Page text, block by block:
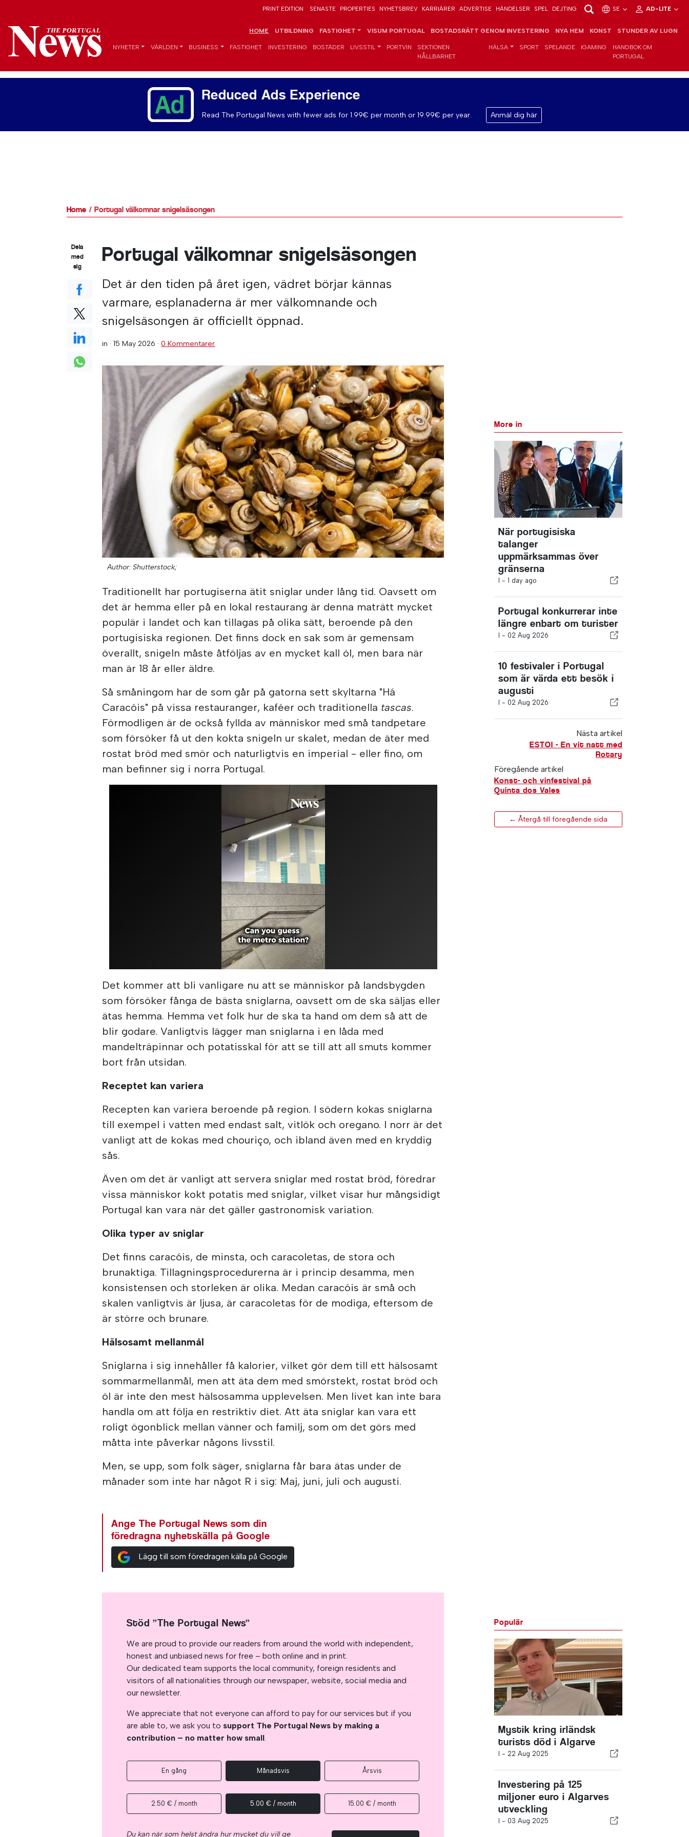
PRINT EDITION SENASTE PROPERTIES NYHETSBREV KARRIÄRER ADVERTISE HÄNDELSER SPEL DEJTING SE AD-LITE
HOME UTBILDNING FASTIGHET VISUM PORTUGAL BOSTADSRÄTT GENOM INVESTERING NYA HEM KONST STUNDER AV LUGN
NYHETER VÄRLDEN BUSINESS FASTIGHET INVESTERING BOSTÄDER LIVSSTIL PORTVIN
SEKTIONEN
HÅLLBARHET
HÄLSA SPORT SPELANDE IGAMING
HANDBOK OM
PORTUGAL
Reduced Ads Experience
Read The Portugal News with fewer ads for 1.99€ per month or 19.99€ per year. Anmäl dig här
Home Portugal välkomnar snigelsäsongen
Portugal välkomnar snigelsäsongen
Det är den tiden på året igen, vädret börjar kännas
varmare, esplanaderna är mer välkomnande och
snigelsäsongen är officiellt öppnad.
in ·15 May 2026 ·0 Kommentarer
Author: Shutterstock;
Traditionellt har portugiserna ätit sniglar under lång tid. Oavsett om
det är hemma eller på en lokal restaurang är denna maträtt mycket
populär i landet och kan tillagas på olika sätt, beroende på den
portugisiska regionen. Det finns dock en sak som är gemensam
överallt, snigeln måste åtföljas av en mycket kall öl, men bara när
man är 18 år eller äldre.
Så småningom har de som går på gatorna sett skyltarna "Há
Caracóis" på vissa restauranger, kaféer och traditionella tascas.
Förmodligen är de också fyllda av människor med små tandpetare
som försöker få ut den kokta snigeln ur skalet, medan de äter med
rostat bröd med smör och naturligtvis en imperial - eller fino, om
man befinner sig i norra Portugal.
Det kommer att bli vanligare nu att se människor på landsbygden
som försöker fånga de bästa sniglarna, oavsett om de ska säljas eller
ätas hemma. Hemma vet folk hur de ska ta hand om dem så att de
blir godare. Vanligtvis lägger man sniglarna i en låda med
mandelträpinnar och potatisskal för att se till att all smuts kommer
bort från utsidan.
Receptet kan variera
Recepten kan variera beroende på region. I södern kokas sniglarna
till exempel i vatten med endast salt, vitlök och oregano. I norr är det
vanligt att de kokas med chouriço, och ibland även med en kryddig
sås.
Även om det är vanligt att servera sniglar med rostat bröd, föredrar
vissa människor kokt potatis med sniglar, vilket visar hur mångsidigt
Portugal kan vara när det gäller gastronomisk variation.
Olika typer av sniglar
Det finns caracóis, de minsta, och caracoletas, de stora och
brunaktiga. Tillagningsprocedurerna är i princip desamma, men
konsistensen och storleken är olika. Medan caracóis är små och
skalen vanligtvis är ljusa, är caracoletas för de modiga, eftersom de
är större och brunare.
Hälsosamt mellanmål
Sniglarna i sig innehåller få kalorier, vilket gör dem till ett hälsosamt
sommarmellanmål, men att äta dem med smörstekt, rostat bröd och
öl är inte den mest hälsosamma upplevelsen. Men livet kan inte bara
handla om att följa en restriktiv diet. Att äta sniglar kan vara ett
roligt ögonblick mellan vänner och familj, som om det görs med
måtta inte påverkar någons livsstil.
Men, se upp, som folk säger, sniglarna får bara ätas under de
månader som inte har något R i sig: Maj, juni, juli och augusti.
Ange The Portugal News som din
föredragna nyhetskälla på Google
Lägg till som föredragen källa på Google
Dela
med
sig
More in
När portugisiska
talanger
uppmärksammas över
gränserna
I - 1 day ago
Portugal konkurrerar inte
längre enbart om turister
I - 02 Aug 2026
10 festivaler i Portugal
som är värda ett besök i
augusti
I - 02 Aug 2026
Nästa artikel
ESTOI - En vit natt med
Rotary
Föregående artikel
Konst- och vinfestival på
Quinta dos Vales
← Återgå till föregående sida
Stöd ”The Portugal News”
We are proud to provide our readers from around the world with independent,
honest and unbiased news for free – both online and in print.
Our dedicated team supports the local community, foreign residents and
visitors of all nationalities through our newspaper, website, social media and
our newsletter.
We appreciate that not everyone can afford to pay for our services but if you
are able to, we ask you to support The Portugal News by making a
contribution – no matter how small.
En gång Månadsvis Årsvis
2.50 € / month 5.00 € / month 15.00 € / month
Du kan när som helst ändra hur mycket du vill ge
Populär
Mystik kring irländsk
turists död i Algarve
I - 22 Aug 2025
Investering på 125
miljoner euro i Algarves
utveckling
I - 03 Aug 2025